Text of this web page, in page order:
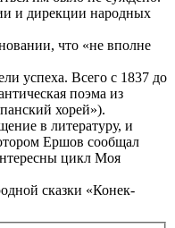
и дирекции народных
что «не вполне
успеха. Всего с 1837 до
поэма из
хорей»).
в литературу, и
Ершов сообщал
цикл Моя
сказки «Конек-